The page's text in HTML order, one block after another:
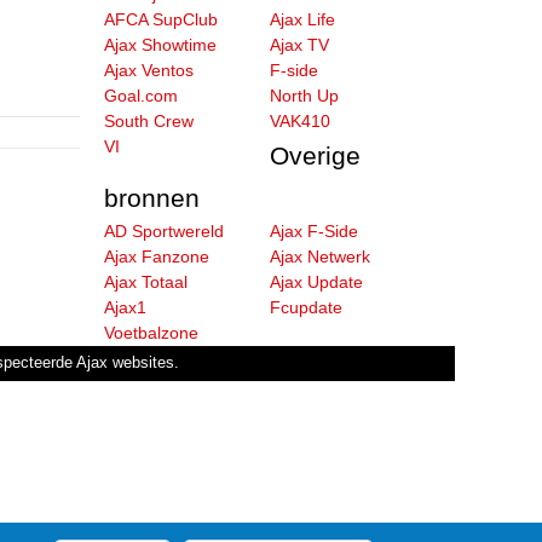
AFCA SupClub
Ajax Life
Ajax Showtime
Ajax TV
Ajax Ventos
F-side
Goal.com
North Up
South Crew
VAK410
VI
Overige
bronnen
AD Sportwereld
Ajax F-Side
Ajax Fanzone
Ajax Netwerk
Ajax Totaal
Ajax Update
Ajax1
Fcupdate
Voetbalzone
Ajax websites.